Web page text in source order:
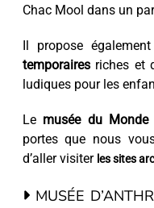
Chac Mool dans un
Il propose
temporairesriches et
ludiques pour les
Le musée du
portes que nous
d’aller visiter les sites
MUSÉE